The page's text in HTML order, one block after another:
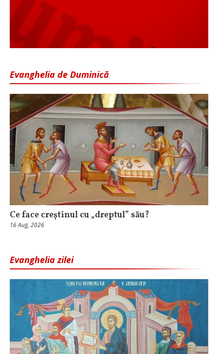
Evanghelia de Duminică
Ce face creștinul cu „dreptul” său?
16 Aug, 2026
Evanghelia zilei